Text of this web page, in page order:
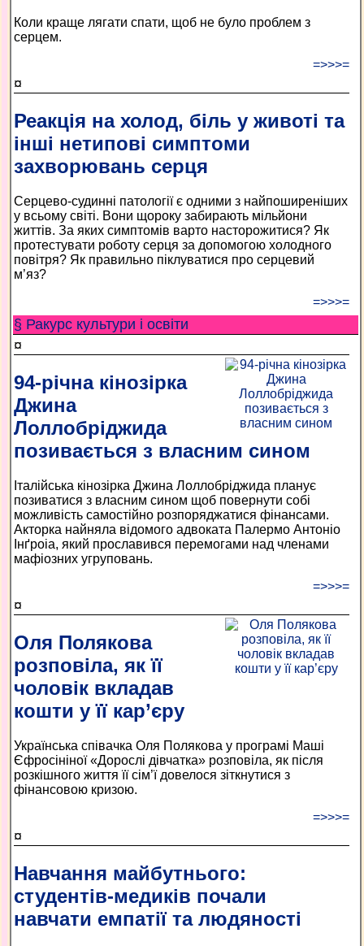
Коли краще лягати спати, щоб не було проблем з
серцем.
=>>>=
¤
Реакція на холод, біль у животі та
інші нетипові симптоми
захворювань серця
Серцево-судинні патології є одними з найпоширеніших
у всьому світі. Вони щороку забирають мільйони
життів. За яких симптомів варто насторожитися? Як
протестувати роботу серця за допомогою холодного
повітря? Як правильно піклуватися про серцевий
м’яз?
=>>>=
§ Ракурс культури і освіти
¤
94-річна кінозірка
Джина
Лоллобріджида
позивається з власним сином
Італійська кінозірка Джина Лоллобріджида планує
позиватися з власним сином щоб повернути собі
можливість самостійно розпоряджатися фінансами.
Акторка найняла відомого адвоката Палермо Антоніо
Інґроіа, який прославився перемогами над членами
мафіозних угруповань.
=>>>=
¤
Оля Полякова
розповіла, як її
чоловік вкладав
кошти у її кар’єру
Українська співачка Оля Полякова у програмі Маші
Єфросініної «Дорослі дівчатка» розповіла, як після
розкішного життя її сім’ї довелося зіткнутися з
фінансовою кризою.
=>>>=
¤
Навчання майбутнього:
студентів-медиків почали
навчати емпатії та людяності